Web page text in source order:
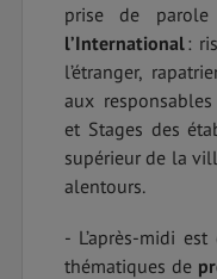
prise de
l’International:
l’étranger,
aux
et Stages des
supérieur de la
alentours.
- L’après-midi
thématiques de